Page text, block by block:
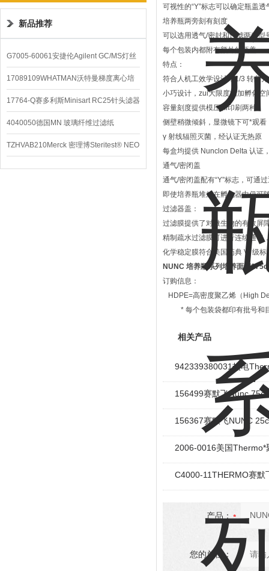
新品推荐
G7005-60061安捷伦Agilent GC/MS灯丝
配件
17089109WHATMAN沃特曼梯度离心培
养基
17764-Q赛多利斯Minisart RC25针头滤器
4040050德国MN 玻璃纤维过滤纸
TZHVAB210Merck 密理博Steritest® NEO
设备
可视性的“Y”标志可以确定瓶盖
培养瓶两旁刻有刻度
可以选用透气/密封和过滤两种型
每个包装内都附有额外的瓶盖
特点：
符合人机工效学设计，1/3 转角
小巧设计，zui大限度增加孵化空
容量刻度提供模压和印刷两种
侧壁稍微倾斜，显微镜下可*观看
γ 射线辐照灭菌，经认证无热原
每盒均提供 Nunclon Delta 认证
通气/密闭盖
通气/密闭盖配有“Y”标志，可通
即使培养瓶堆放在孵化器中仍可
过滤器盖：
过滤膜提供了对微生物的有效屏
精制疏水过滤膜可进行连续通气
化学稳定膜符合美国药典 VI 级
NUNC 培养瓶系列培养面积
订购信息：
HDPE=高密度聚乙烯（High
* 每个包装袋都印有批号和
相关产品
942339380031热电
156499赛默飞Nunc
156367赛默飞NUNC
2006-0016美国Thermo*
C4000-11THERMO赛默
产品：
您的单位：